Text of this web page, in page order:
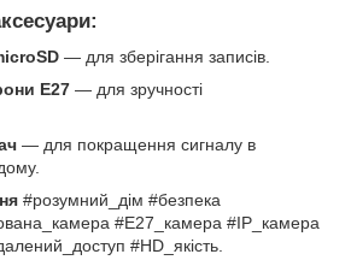
— для зберігання записів.
E27 — для зручності
— для покращення сигналу в
#розумний_дім #безпека
#E27_камера #IP_камера
#HD_якість.